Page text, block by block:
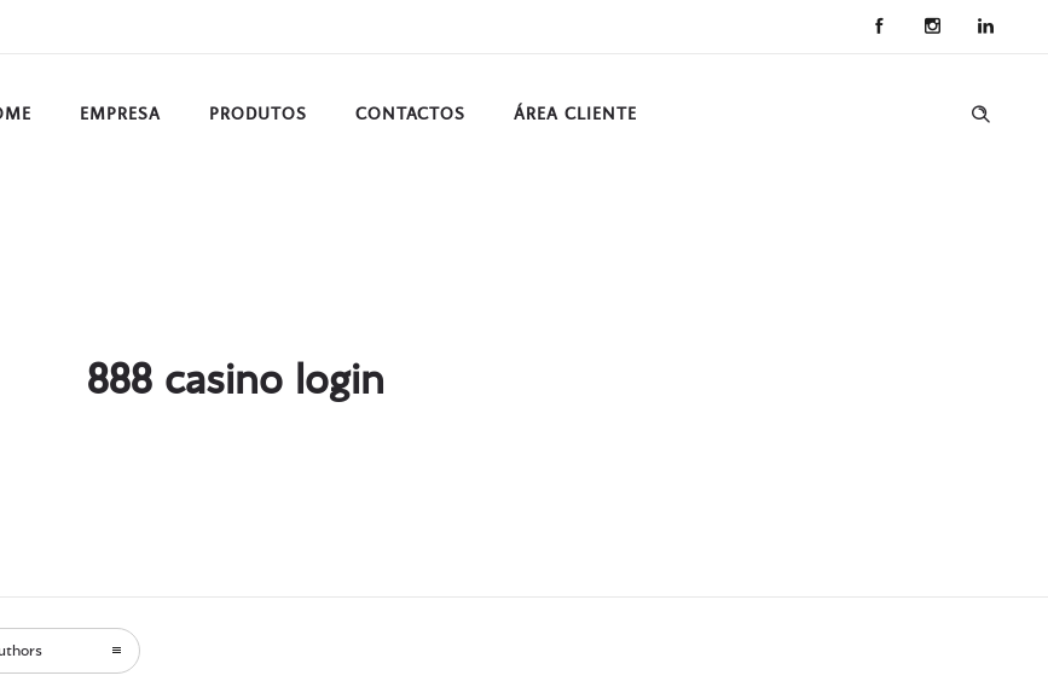
EMPRESA PRODUTOS CONTACTOS ÁREA CLIENTE
888 casino login